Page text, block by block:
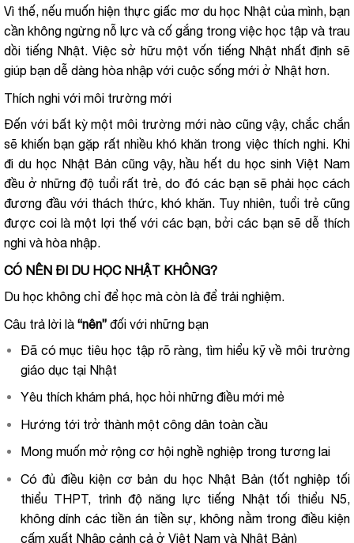
Vì thế, nếu muốn hiện thực giấc mơ du học Nhật của mình, bạn
cần không ngừng nỗ lực và cố gắng trong việc học tập và trau
dồi tiếng Nhật. Việc sở hữu một vốn tiếng Nhật nhất định sẽ
giúp bạn dễ dàng hòa nhập với cuộc sống mới ở Nhật hơn.
Thích nghi với môi trường mới
Đến với bất kỳ một môi trường mới nào cũng vậy, chắc chắn
sẽ khiến bạn gặp rất nhiều khó khăn trong việc thích nghi. Khi
đi du học Nhật Bản cũng vậy, hầu hết du học sinh Việt Nam
đều ở những độ tuổi rất trẻ, do đó các bạn sẽ phải học cách
đương đầu với thách thức, khó khăn. Tuy nhiên, tuổi trẻ cũng
được coi là một lợi thế với các bạn, bởi các bạn sẽ dễ thích
nghi và hòa nhập.
CÓ NÊN ĐI DU HỌC NHẬT KHÔNG?
Du học không chỉ để học mà còn là để trải nghiệm.
Câu trả lời là “nên” đối với những bạn
Đã có mục tiêu học tập rõ ràng, tìm hiểu kỹ về môi trường
giáo dục tại Nhật
Yêu thích khám phá, học hỏi những điều mới mẻ
Hướng tới trở thành một công dân toàn cầu
Mong muốn mở rộng cơ hội nghề nghiệp trong tương lai
Có đủ điều kiện cơ bản du học Nhật Bản (tốt nghiệp tối
thiểu THPT, trình độ năng lực tiếng Nhật tối thiểu N5,
không dính các tiền án tiền sự, không nằm trong điều kiện
cấm xuất Nhập cảnh cả ở Việt Nam và Nhật Bản)